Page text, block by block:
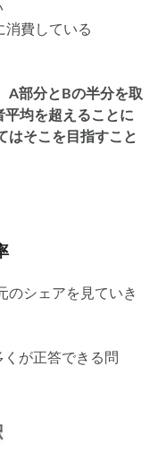
消費している
A部分とBの半分を取
平均を超えることに
はそこを目指すこと
のシェアを見ていき
が正答できる問